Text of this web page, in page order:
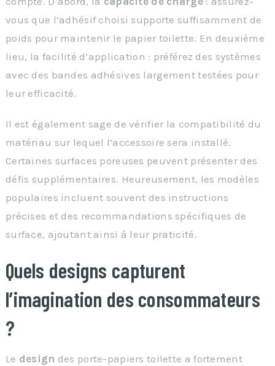
vous que l’adhésif choisi supporte suffisamment de
poids pour maintenir le papier toilette. En deuxième
lieu, la facilité d’application : préférez des systèmes
avec des bandes adhésives largement testées pour
leur efficacité.
Il est également sage de vérifier la compatibilité du
matériau sur lequel l’accessoire sera installé.
Certaines surfaces poreuses peuvent présenter des
défis supplémentaires. Heureusement, les modèles
populaires incluent souvent des instructions
précises et des recommandations spécifiques de
surface, ajoutant ainsi à leur praticité.
Quels designs capturent
l’imagination des consommateurs
?
Le design des porte-papiers toilette a fortement